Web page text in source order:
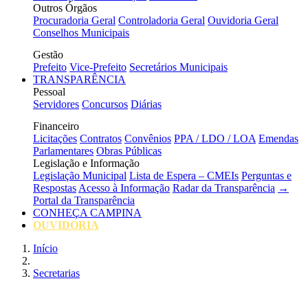
Outros Órgãos
Procuradoria Geral Controladoria Geral Ouvidoria Geral
Conselhos Municipais
Gestão
Prefeito Vice-Prefeito Secretários Municipais
TRANSPARÊNCIA
Pessoal
Servidores Concursos Diárias
Financeiro
Licitações Contratos Convênios PPA / LDO / LOA Emendas
Parlamentares Obras Públicas
Legislação e Informação
Legislação Municipal Lista de Espera – CMEIs Perguntas e
Respostas Acesso à Informação Radar da Transparência →
Portal da Transparência
CONHEÇA CAMPINA
OUVIDORIA
Início
Secretarias